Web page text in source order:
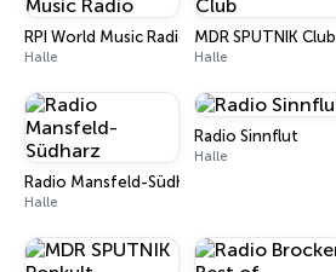
RPI World Music Radio
Halle
MDR SPUTNIK Club
Halle
Radio Mansfeld-Südharz
Halle
Radio Sinnflut
Halle